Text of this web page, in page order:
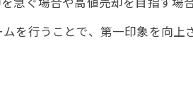
を行うことで、第一印象を向